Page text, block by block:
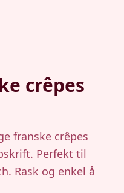
crêpes
franske crêpes
Perfekt til
Rask og enkel å